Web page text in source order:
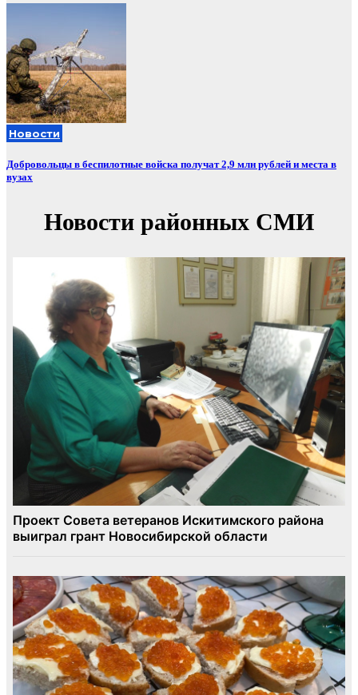
Новости
Добровольцы в беспилотные войска получат 2,9 млн рублей и места в
вузах